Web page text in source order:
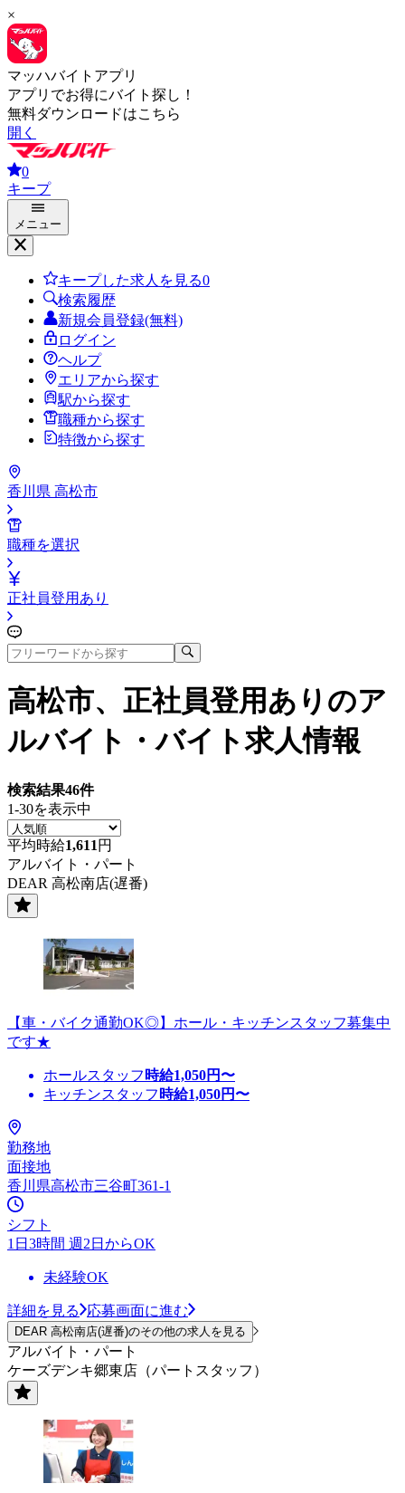
×
マッハバイトアプリ
アプリでお得にバイト探し！
無料ダウンロードはこちら
開く
0
キープ
メニュー
キープした求人を見る0
検索履歴
新規会員登録(無料)
ログイン
ヘルプ
エリアから探す
駅から探す
職種から探す
特徴から探す
香川県 高松市
職種を選択
正社員登用あり
高松市、正社員登用あり のア
ルバイト・バイト求人情報
検索結果46件
1-30を表示中
平均時給1,611 円
アルバイト・パート
DEAR 高松南店(遅番)
【車・バイク通勤OK◎】ホール・キッチンスタッフ募集中
です★
ホールスタッフ 時給1,050円〜
キッチンスタッフ 時給1,050円〜
勤務地
面接地
香川県高松市三谷町361-1
シフト
1日3時間 週2日からOK
未経験OK
詳細を見る 応募画面に進む
DEAR 高松南店(遅番)のその他の求人を見る
アルバイト・パート
ケーズデンキ郷東店（パートスタッフ）